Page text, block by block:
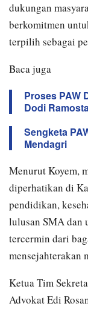
dukungan
berkomitmen
terpilih sebagai
Baca juga
Proses PAW
Dodi
Sengketa
Mendagri
Menurut Koyem,
diperhatikan di
pendidikan,
lulusan SMA dan
tercermin dari
mensejahterakan
Ketua Tim
Advokat Edi